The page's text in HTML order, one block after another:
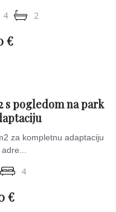
4 2
€
s pogledom na park
za kompletnu adaptaciju
4
€